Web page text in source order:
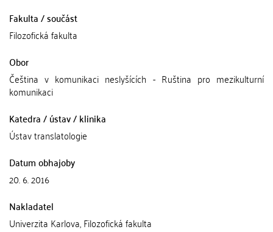
Fakulta / součást
Filozofická fakulta
Obor
Čeština v komunikaci neslyšících - Ruština pro mezikulturní
komunikaci
Katedra / ústav / klinika
Ústav translatologie
Datum obhajoby
20. 6. 2016
Nakladatel
Univerzita Karlova, Filozofická fakulta